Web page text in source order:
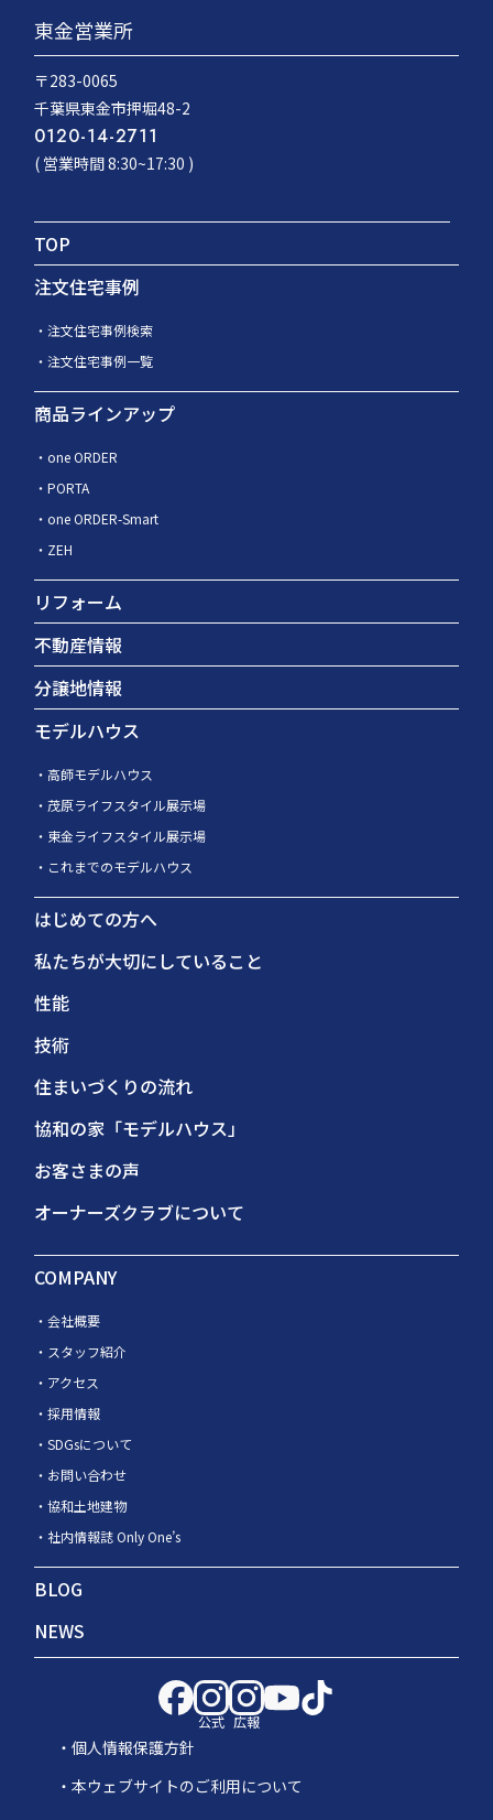
東金営業所
〒283-0065
千葉県東金市押堀48-2
0120-14-2711
( 営業時間 8:30~17:30 )
TOP
注文住宅事例
注文住宅事例検索
注文住宅事例一覧
商品ラインアップ
one ORDER
PORTA
one ORDER-Smart
ZEH
リフォーム
不動産情報
分譲地情報
モデルハウス
高師モデルハウス
茂原ライフスタイル展示場
東金ライフスタイル展示場
これまでのモデルハウス
はじめての方へ
私たちが大切にしていること
性能
技術
住まいづくりの流れ
協和の家「モデルハウス」
お客さまの声
オーナーズクラブについて
COMPANY
会社概要
スタッフ紹介
アクセス
採用情報
SDGsについて
お問い合わせ
協和土地建物
社内情報誌 Only One’s
BLOG
NEWS
公式 広報
個人情報保護方針
本ウェブサイトのご利用について